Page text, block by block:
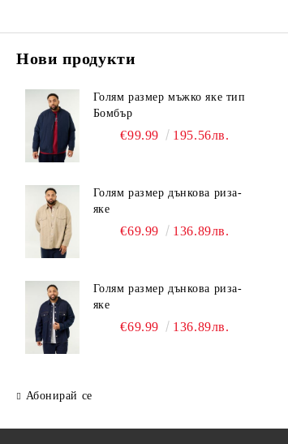
Нови продукти
Голям размер мъжко яке тип
Бомбър
€99.99 195.56лв.
Голям размер дънкова риза-
яке
€69.99 136.89лв.
Голям размер дънкова риза-
яке
€69.99 136.89лв.
Абонирай се